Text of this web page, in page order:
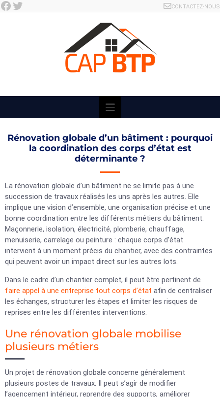
Skip
Facebook Twitter CONTACTEZ-NOUS
Rénovation globale d’un bâtiment : pourquoi
la coordination des corps d’état est
déterminante ?
La rénovation globale d’un bâtiment ne se limite pas à une
succession de travaux réalisés les uns après les autres. Elle
implique une vision d’ensemble, une organisation précise et une
bonne coordination entre les différents métiers du bâtiment.
Maçonnerie, isolation, électricité, plomberie, chauffage,
menuiserie, carrelage ou peinture : chaque corps d’état
intervient à un moment précis du chantier, avec des contraintes
qui peuvent avoir un impact direct sur les autres lots.
Dans le cadre d’un chantier complet, il peut être pertinent de
faire appel à une entreprise tout corps d’état afin de centraliser
les échanges, structurer les étapes et limiter les risques de
reprises entre les différentes interventions.
Une rénovation globale mobilise
plusieurs métiers
Un projet de rénovation globale concerne généralement
plusieurs postes de travaux. Il peut s’agir de modifier
l’agencement intérieur, reprendre des supports, améliorer